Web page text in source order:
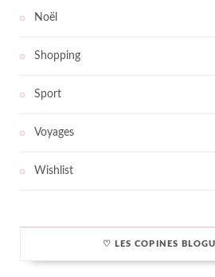
Noël
Shopping
Sport
Voyages
Wishlist
♡ LES COPINES